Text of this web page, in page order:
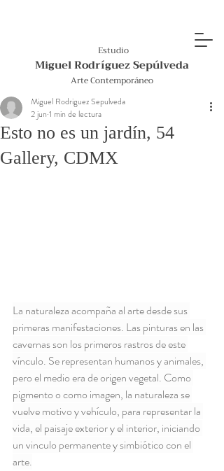
Estudio
Miguel Rodríguez Sepúlveda
Arte Contemporáneo
Esto no es un jardín, 54
Gallery, CDMX
Miguel Rodriguez Sepulveda
2 jun 1 min de lectura
La naturaleza acompaña al arte desde sus
primeras manifestaciones. Las pinturas en las
cavernas son los primeros rastros de este
vínculo. Se representan humanos y animales,
pero el medio era de origen vegetal. Como
pigmento o como imagen, la naturaleza se
vuelve motivo y vehículo, para representar la
vida, el paisaje exterior y el interior, iniciando
un vinculo permanente y simbiótico con el
arte.